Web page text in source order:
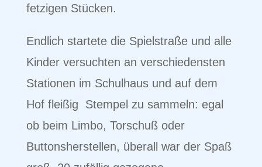
fetzigen Stücken.
Endlich startete die Spielstraße und alle
Kinder versuchten an verschiedensten
Stationen im Schulhaus und auf dem
Hof fleißig Stempel zu sammeln: egal
ob beim Limbo, Torschuß oder
Buttonsherstellen, überall war der Spaß